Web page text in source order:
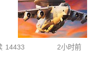
14433 2小时前